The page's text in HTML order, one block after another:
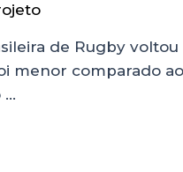
de Rugby
comparado
…